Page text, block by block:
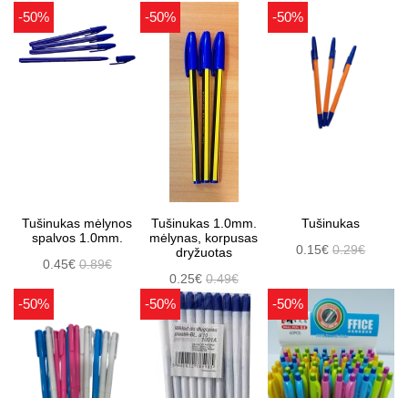
-50%
Tušinukas mėlynos
spalvos 1.0mm.
0.45€0.89€
-50%
Tušinukas 1.0mm.
mėlynas, korpusas
dryžuotas
0.25€ 0.49€
-50%
Tušinukas
0.15€0.29€
-50% -50% -50%